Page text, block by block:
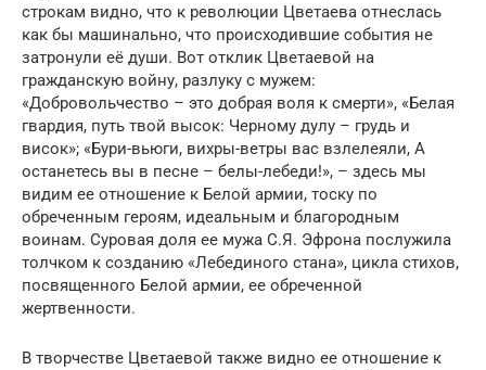
строкам видно, что к революции Цветаева отнеслась
как бы машинально, что происходившие события не
затронули её души. Вот отклик Цветаевой на
гражданскую войну, разлуку с мужем:
«Добровольчество – это добрая воля к смерти», «Белая
гвардия, путь твой высок: Черному дулу – грудь и
висок»; «Бури-вьюги, вихры-ветры вас взлелеяли, А
останетесь вы в песне – белы-лебеди!», – здесь мы
видим ее отношение к Белой армии, тоску по
обреченным героям, идеальным и благородным
воинам. Суровая доля ее мужа С.Я. Эфрона послужила
толчком к созданию «Лебединого стана», цикла стихов,
посвященного Белой армии, ее обреченной
жертвенности.
В творчестве Цветаевой также видно ее отношение к